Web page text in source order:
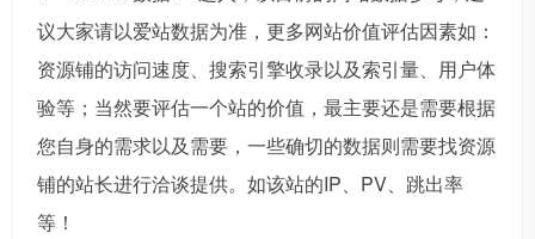
议大家请以爱站数据为准，更多网站价值评估因素如：
资源铺的访问速度、搜索引擎收录以及索引量、用户体
验等；当然要评估一个站的价值，最主要还是需要根据
您自身的需求以及需要，一些确切的数据则需要找资源
铺的站长进行洽谈提供。如该站的IP、PV、跳出率
等！